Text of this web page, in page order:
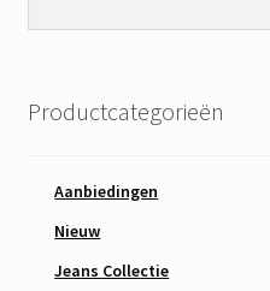
Productcategorieën
Aanbiedingen
Nieuw
Jeans Collectie